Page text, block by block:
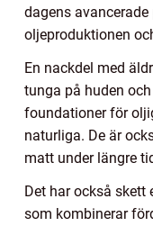
dagens
oljeproduktionen
En nackdel med
tunga på huden
foundationer för
naturliga. De är
matt under längre
Det har också
som kombinerar